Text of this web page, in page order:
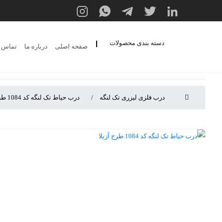
دسته بندی محصولات صفحه اصلی درباره ما تماس
درب فلزی لیزری تک لنگه درب حیاط تک لنگه کد 1084 طرح آزیلا